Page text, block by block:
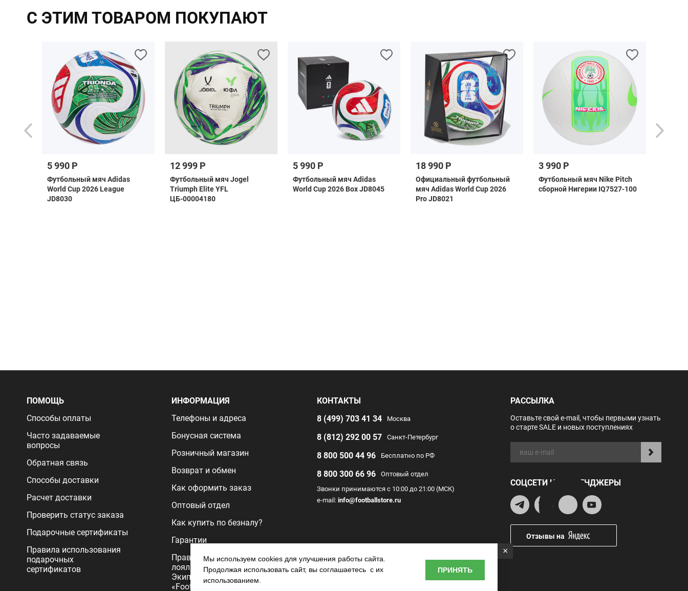
С ЭТИМ ТОВАРОМ ПОКУПАЮТ
5 990 Р
Футбольный мяч Adidas
World Cup 2026 League
JD8030
12 999 Р
Футбольный мяч Jogel
Triumph Elite YFL
ЦБ-00004180
5 990 Р
Футбольный мяч Adidas
World Cup 2026 Box JD8045
18 990 Р
Официальный футбольный
мяч Adidas World Cup 2026
Pro JD8021
3 990 Р
Футбольный мяч Nike Pitch
сборной Нигерии IQ7527-100
ПОМОЩЬ
Способы оплаты
Часто задаваемые
вопросы
Обратная связь
Способы доставки
Расчет доставки
Проверить статус заказа
Подарочные сертификаты
Правила использования
подарочных
сертификатов
ИНФОРМАЦИЯ
Телефоны и адреса
Бонусная система
Розничный магазин
Возврат и обмен
Как оформить заказ
Оптовый отдел
Как купить по безналу?
Гарантии
Правила программы
лояльности
Экипировочного центра
«FootballStore»
КОНТАКТЫ
8 (499) 703 41 34
Москва
8 (812) 292 00 57 Санкт-Петербург
8 800 500 44 96 Бесплатно по РФ
8 800 300 66 96
Оптовый отдел
Звонки принимаются с 10:00 до 21:00 (МСК)
e-mail: info@footballstore.ru
РАССЫЛКА
Оставьте свой e-mail, чтобы первыми узнать
о старте SALE и новых поступлениях
СОЦСЕТИ И МЕССЕНДЖЕРЫ
Отзывы на
×
Мы используем cookies для улучшения работы сайта.
Продолжая использовать сайт, вы соглашаетесь с их
использованием.
ПРИНЯТЬ